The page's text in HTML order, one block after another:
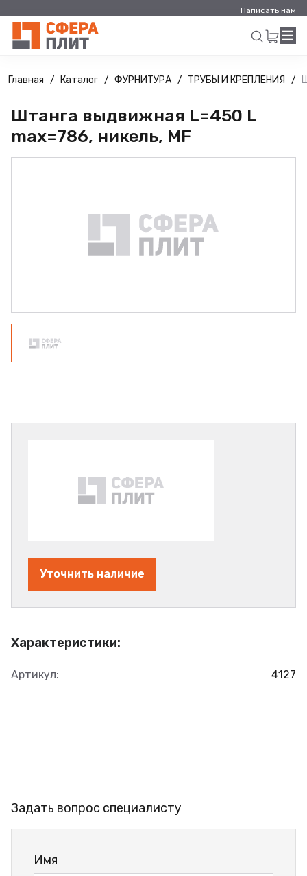
Написать нам
Искать
Главная Каталог ФУРНИТУРА ТРУБЫ И КРЕПЛЕНИЯ
Штанга выдвижная L=450 L
max=786, никель, MF
Характеристики:
Артикул: 4127
Уточнить наличие
Задать вопрос специалисту
Имя